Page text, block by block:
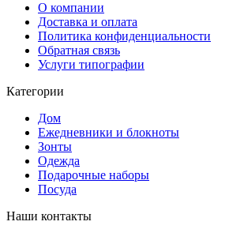
О компании
Доставка и оплата
Политика конфиденциальности
Обратная связь
Услуги типографии
Категории
Дом
Ежедневники и блокноты
Зонты
Одежда
Подарочные наборы
Посуда
Наши контакты